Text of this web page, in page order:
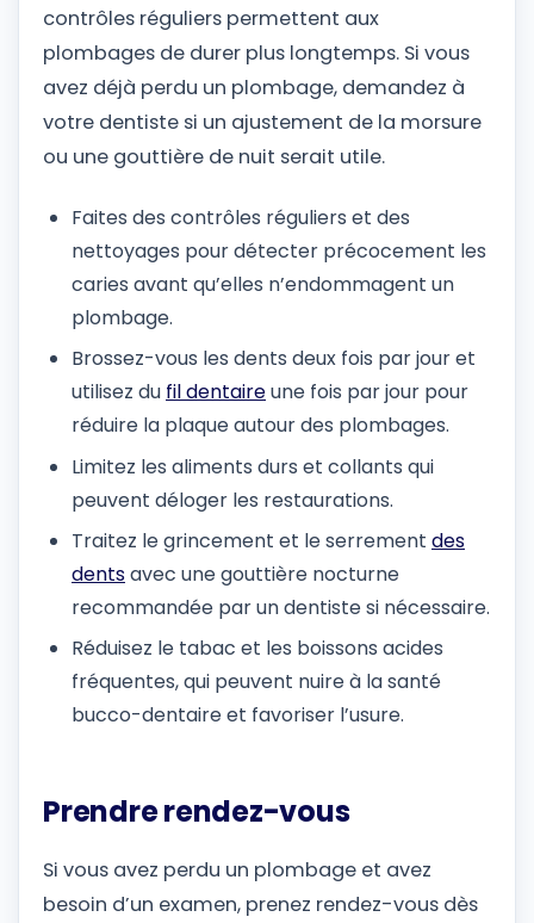
contrôles réguliers permettent aux
plombages de durer plus longtemps. Si vous
avez déjà perdu un plombage, demandez à
votre dentiste si un ajustement de la morsure
ou une gouttière de nuit serait utile.
Faites des contrôles réguliers et des
nettoyages pour détecter précocement les
caries avant qu’elles n’endommagent un
plombage.
Brossez-vous les dents deux fois par jour et
utilisez du fil dentaireune fois par jour pour
réduire la plaque autour des plombages.
Limitez les aliments durs et collants qui
peuvent déloger les restaurations.
Traitez le grincement et le serrement des
dentsavec une gouttière nocturne
recommandée par un dentiste si nécessaire.
Réduisez le tabac et les boissons acides
fréquentes, qui peuvent nuire à la santé
bucco-dentaire et favoriser l’usure.
Prendre rendez-vous
Si vous avez perdu un plombage et avez
besoin d’un examen, prenez rendez-vous dès